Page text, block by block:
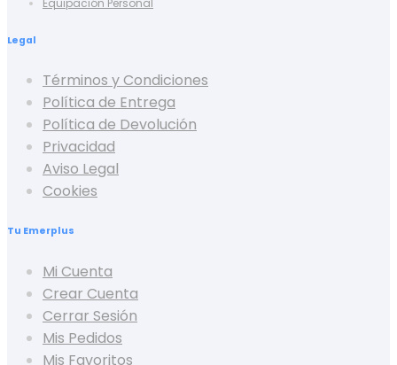
Legal
Términos y Condiciones
Política de Entrega
Política de Devolución
Privacidad
Aviso Legal
Cookies
Tu Emerplus
Mi Cuenta
Crear Cuenta
Cerrar Sesión
Mis Pedidos
Mis Favoritos